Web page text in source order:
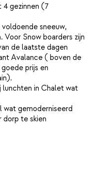
gezinnen (7
sneeuw,
Voor Snow boarders zijn
de laatste dagen
Avalance ( boven de
prijs en
lunchten in Chalet wat
gemoderniseerd
dorp te skien